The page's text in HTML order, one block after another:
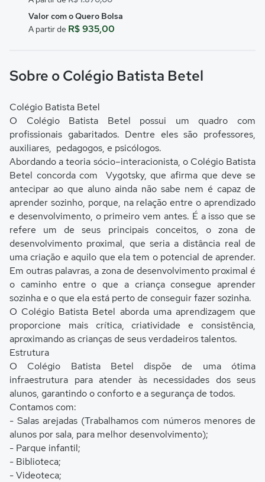
Valor com o Quero Bolsa
A partir de R$ 935,00
Sobre o Colégio Batista Betel
Colégio Batista Betel
O Colégio Batista Betel possui um quadro com
profissionais gabaritados. Dentre eles são professores,
auxiliares, pedagogos, e psicólogos.
Abordando a teoria sócio–interacionista, o Colégio Batista
Betel concorda com Vygotsky, que afirma que deve se
antecipar ao que aluno ainda não sabe nem é capaz de
aprender sozinho, porque, na relação entre o aprendizado
e desenvolvimento, o primeiro vem antes. É a isso que se
refere um de seus principais conceitos, o zona de
desenvolvimento proximal, que seria a distância real de
uma criação e aquilo que ela tem o potencial de aprender.
Em outras palavras, a zona de desenvolvimento proximal é
o caminho entre o que a criança consegue aprender
sozinha e o que ela está perto de conseguir fazer sozinha.
O Colégio Batista Betel aborda uma aprendizagem que
proporcione mais crítica, criatividade e consistência,
aproximando as crianças de seus verdadeiros talentos.
Estrutura
O Colégio Batista Betel dispõe de uma ótima
infraestrutura para atender às necessidades dos seus
alunos, garantindo o conforto e a segurança de todos.
Contamos com:
- Salas arejadas (Trabalhamos com números menores de
alunos por sala, para melhor desenvolvimento);
- Parque infantil;
- Biblioteca;
- Videoteca;